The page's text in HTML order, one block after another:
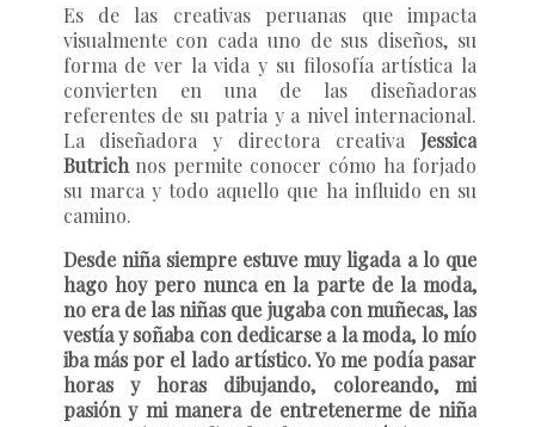
Es de las creativas peruanas que impacta
visualmente con cada uno de sus diseños, su
forma de ver la vida y su filosofía artística la
convierten en una de las diseñadoras
referentes de su patria y a nivel internacional.
La diseñadora y directora creativa Jessica
Butrichnos permite conocer cómo ha forjado
su marca y todo aquello que ha influido en su
camino.
Desde niña siempre estuve muy ligada a lo que
hago hoy pero nunca en la parte de la moda,
no era de las niñas que jugaba con muñecas, las
vestía y soñaba con dedicarse a la moda, lo mío
iba más por el lado artístico. Yo me podía pasar
horas y horas dibujando, coloreando, mi
pasión y mi manera de entretenerme de niña